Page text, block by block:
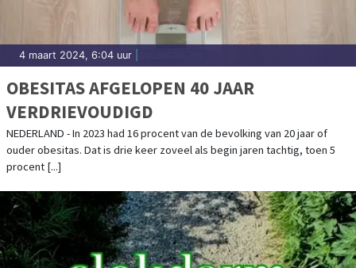
4 maart 2024, 6:04 uur
OBESITAS AFGELOPEN 40 JAAR
VERDRIEVOUDIGD
NEDERLAND - In 2023 had 16 procent van de bevolking van 20 jaar of
ouder obesitas. Dat is drie keer zoveel als begin jaren tachtig, toen 5
procent [...]